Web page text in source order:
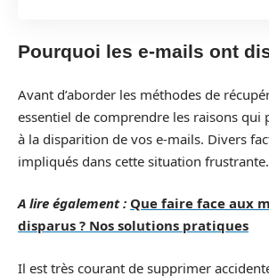
Pourquoi les e-mails ont
Avant d’aborder les méthodes de
essentiel de comprendre les raisons qui
à la disparition de vos e-mails. Divers
impliqués dans cette situation frustrante.
A lire également : Que faire face aux
disparus ? Nos solutions pratiques
Il est très courant de supprimer